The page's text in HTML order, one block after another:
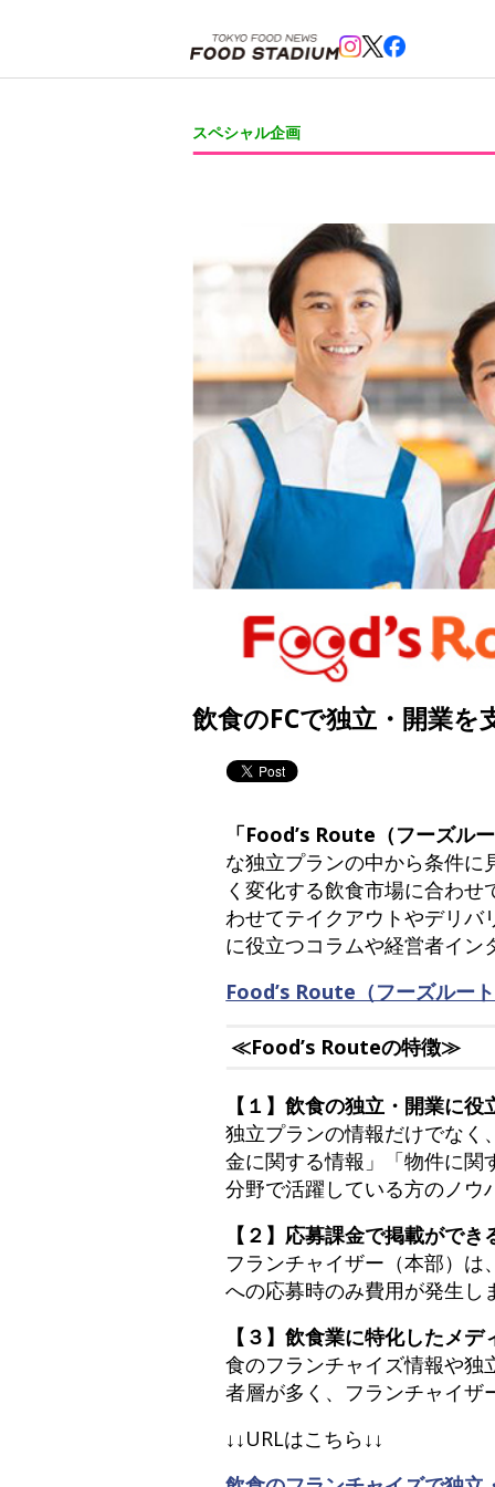
スペシャル企画
飲食のFCで独立・開業
「Food’s Route（フーズル
な独立プランの中から条件
く変化する飲食市場に合わ
わせてテイクアウトやデリ
に役立つコラムや経営者イ
Food’s Route（フーズルー
≪Food’s Routeの特徴≫
【１】飲食の独立・開業に
独立プランの情報だけでなく
金に関する情報」「物件に関
分野で活躍している方のノウ
【２】応募課金で掲載ができ
フランチャイザー（本部）
への応募時のみ費用が発生し
【３】飲食業に特化したメ
食のフランチャイズ情報や独
者層が多く、フランチャイザ
↓↓URLはこちら↓↓